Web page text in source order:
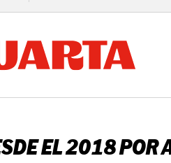
EL 2018 POR